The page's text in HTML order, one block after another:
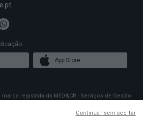
App Store
registada da MED&CR - Serviços de Gestão
Sampaio n.º 103, 1150-279 Lisboa, que gere
Continuar sem aceitar